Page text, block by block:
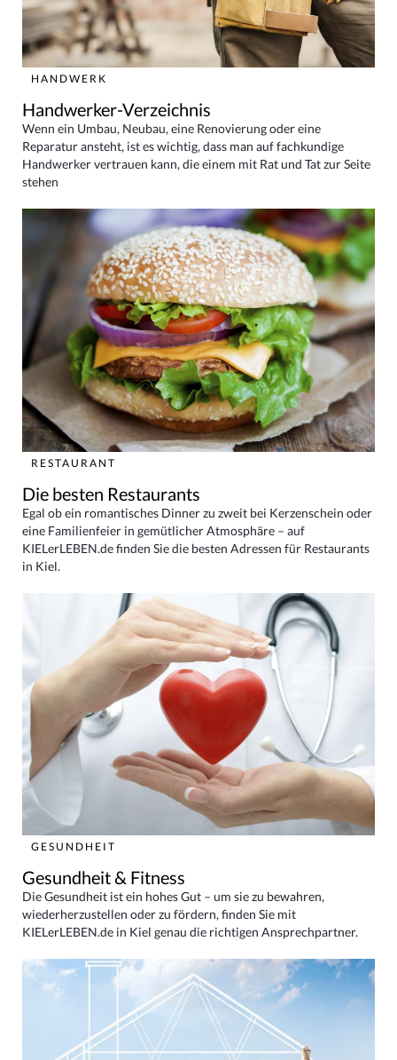
HANDWERK
Handwerker-Verzeichnis
Wenn ein Umbau, Neubau, eine Renovierung oder eine
Reparatur ansteht, ist es wichtig, dass man auf fachkundige
Handwerker vertrauen kann, die einem mit Rat und Tat zur Seite
stehen
RESTAURANT
Die besten Restaurants
Egal ob ein romantisches Dinner zu zweit bei Kerzenschein oder
eine Familienfeier in gemütlicher Atmosphäre – auf
KIELerLEBEN.de finden Sie die besten Adressen für Restaurants
in Kiel.
GESUNDHEIT
Gesundheit & Fitness
Die Gesundheit ist ein hohes Gut – um sie zu bewahren,
wiederherzustellen oder zu fördern, finden Sie mit
KIELerLEBEN.de in Kiel genau die richtigen Ansprechpartner.